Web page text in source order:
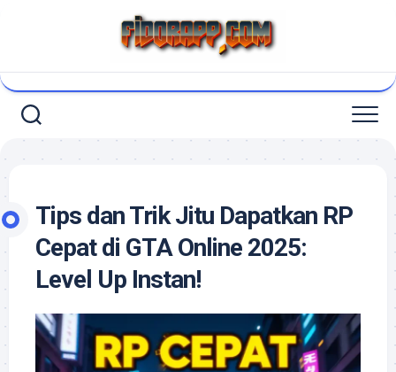
Tips dan Trik Jitu Dapatkan RP
Cepat di GTA Online 2025:
Level Up Instan!